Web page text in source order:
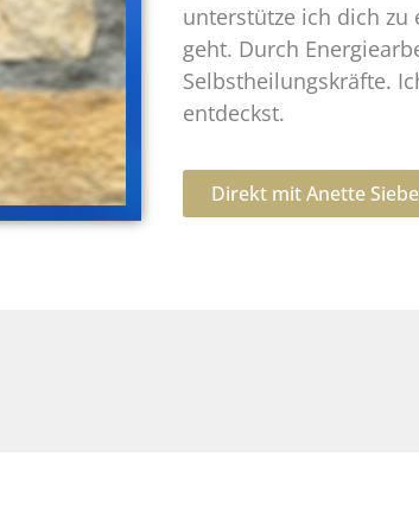
unterstütze ich dich
geht. Durch
Selbstheilungskräfte.
entdeckst.
Direkt mit Anette